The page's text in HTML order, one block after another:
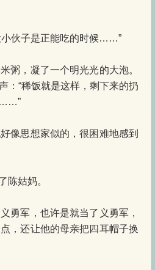
伙子是正能吃的时候……”
，凝了一个明光光的大泡。
：“稀饭就是这样，剩下来的扔
……”
思想家似的，很困难地感到
姑妈。
军，也许是就当了义勇军，
，还让他的母亲把四耳帽子换